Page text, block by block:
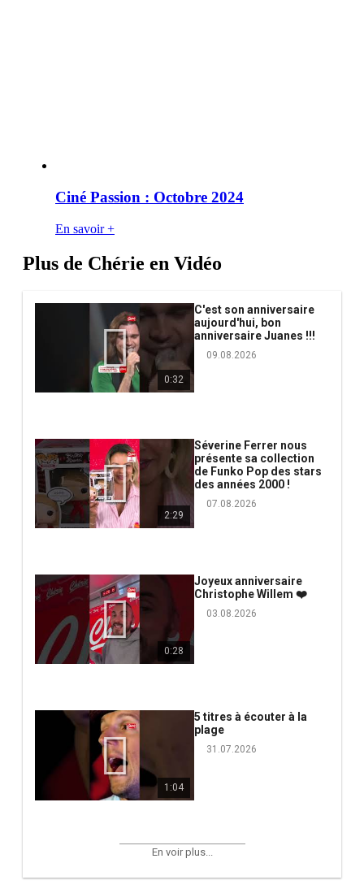
Ciné Passion : Octobre 2024
En savoir +
Plus de Chérie en Vidéo
0:32
C'est son anniversaire
aujourd'hui, bon
anniversaire Juanes !!!
09.08.2026
2:29
Séverine Ferrer nous
présente sa collection
de Funko Pop des stars
des années 2000 !
07.08.2026
0:28
Joyeux anniversaire
Christophe Willem ❤️
03.08.2026
1:04
5 titres à écouter à la
plage
31.07.2026
En voir plus...